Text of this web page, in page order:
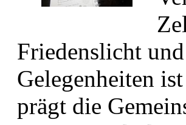
Friedenslicht
Gelegenheiten
prägt die